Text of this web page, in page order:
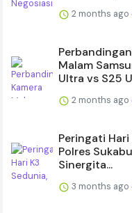
2 months ago
Malam
Ultra vs S25
2 months ago
Peringati
Polres
Sinergita...
3 months ago